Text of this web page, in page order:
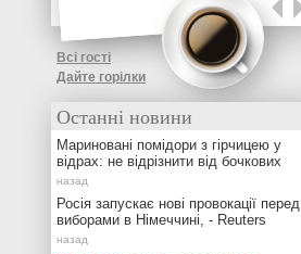
Всі гості
Дайте горілки
Останні новини
Мариновані помідори з гірчицею у
відрах: не відрізнити від бочкових
Росія запускає нові провокації перед
виборами в Німеччині, - Reuters